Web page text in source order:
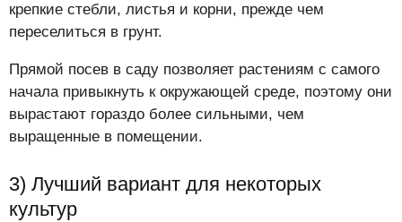
крепкие стебли, листья и корни, прежде чем
переселиться в грунт.
Прямой посев в саду позволяет растениям с самого
начала привыкнуть к окружающей среде, поэтому они
вырастают гораздо более сильными, чем
выращенные в помещении.
3) Лучший вариант для некоторых
культур